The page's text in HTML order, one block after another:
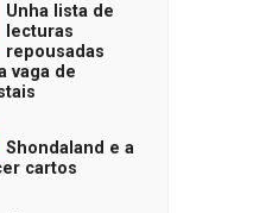
Unha lista de
lecturas
repousadas
vaga de
Shondaland e a
cartos